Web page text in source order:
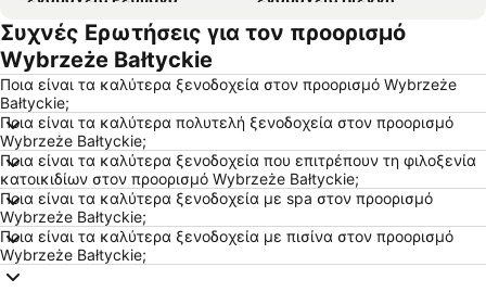
Ξενοδοχεία Βόλος
Ξενοδοχεία Ηράκλειο
Ξενοδοχεία Κωνσταντινούπολη
Ξενοδοχεία Νάξος - Χώρα
Ξενοδοχεία Βουδαπέστη
Ξενοδοχεία Λουτράκι
Ξενοδοχεία Αλεξανδρούπολη
Ξενοδοχεία Στοκχόλμη
Ξενοδοχεία Κρήτη
Ξενοδοχεία Πελοπόννησος
Ξενοδοχεία Μύκονος
Ξενοδοχεία Αίγινα
Ξενοδοχεία Λευκάδα
Ξενοδοχεία Ρόδος
Ξενοδοχεία Σκιάθος
Συχνές Ερωτήσεις για τον προορισμό
Wybrzeże Bałtyckie
Ποια είναι τα καλύτερα ξενοδοχεία στον προορισμό Wybrzeże
Bałtyckie;
Ποια είναι τα καλύτερα πολυτελή ξενοδοχεία στον προορισμό
Wybrzeże Bałtyckie;
Ποια είναι τα καλύτερα ξενοδοχεία που επιτρέπουν τη φιλοξενία
κατοικιδίων στον προορισμό Wybrzeże Bałtyckie;
Ποια είναι τα καλύτερα ξενοδοχεία με spa στον προορισμό
Wybrzeże Bałtyckie;
Ποια είναι τα καλύτερα ξενοδοχεία με πισίνα στον προορισμό
Wybrzeże Bałtyckie;